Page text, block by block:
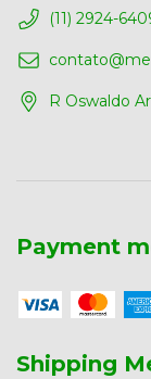
(11) 2924-
R Oswaldo
Payment
Shipping